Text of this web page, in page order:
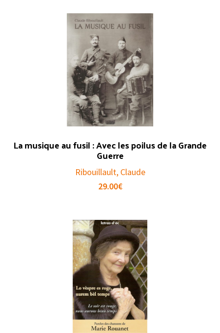
La musique au fusil : Avec les poilus de la Grande
Guerre
Ribouillault, Claude
29.00€